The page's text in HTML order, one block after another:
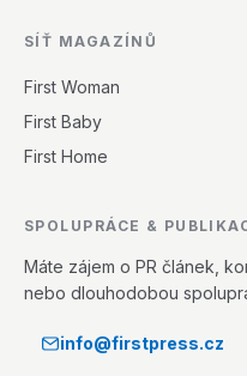
SÍŤ MAGAZÍNŮ
First Woman
First Baby
First Home
SPOLUPRÁCE &
Máte zájem o PR článek,
nebo dlouhodobou
info@firstpress.cz